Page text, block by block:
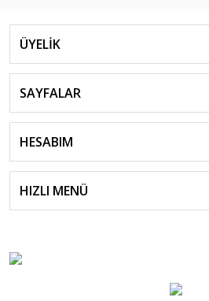
ÜYELİK
SAYFALAR
HESABIM
HIZLI MENÜ